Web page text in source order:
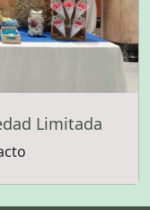
Limitada